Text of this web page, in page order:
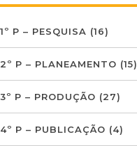
1º P – PESQUISA (16)
2º P – PLANEAMENTO (15)
3º P – PRODUÇÃO (27)
4º P – PUBLICAÇÃO (4)